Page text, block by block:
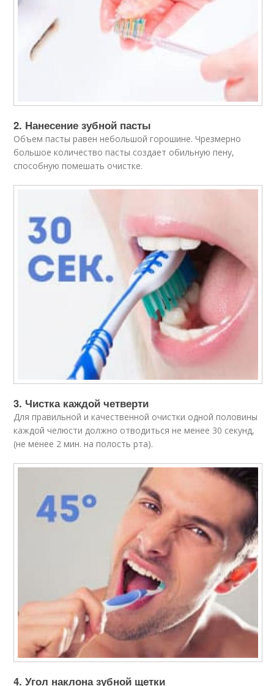
2. Нанесение зубной пасты
Объем пасты равен небольшой горошине. Чрезмерно
большое количество пасты создает обильную пену,
способную помешать очистке.
3. Чистка каждой четверти
Для правильной и качественной очистки одной половины
каждой челюсти должно отводиться не менее 30 секунд,
(не менее 2 мин. на полость рта).
4. Угол наклона зубной щетки